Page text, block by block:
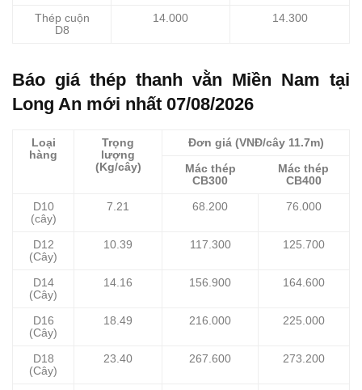
Thép cuộn
D8
14.000 14.300
Báo giá thép thanh vằn Miền Nam tại
Long An mới nhất 07/08/2026
Loại
hàng
Trọng
lượng
(Kg/cây)
Đơn giá (VNĐ/cây 11.7m)
Mác thép
CB300
Mác thép
CB400
D10
(cây)
7.21 68.200 76.000
D12
(Cây)
10.39 117.300 125.700
D14
(Cây)
14.16 156.900 164.600
D16
(Cây)
18.49 216.000 225.000
D18
(Cây)
23.40 267.600 273.200